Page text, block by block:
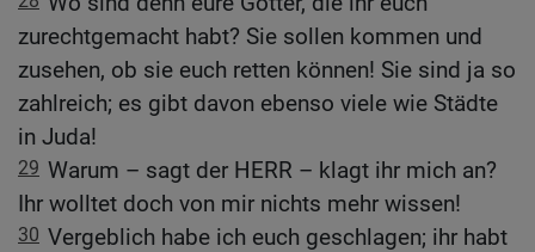
zurechtgemacht habt? Sie sollen kommen und
zusehen, ob sie euch retten können! Sie sind ja so
zahlreich; es gibt davon ebenso viele wie Städte
in Juda!
29 Warum – sagt der HERR – klagt ihr mich an?
Ihr wolltet doch von mir nichts mehr wissen!
30 Vergeblich habe ich euch geschlagen; ihr habt